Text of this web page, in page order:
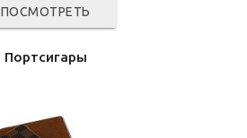
ПОСМОТРЕТЬ
Портсигары